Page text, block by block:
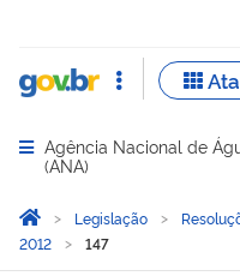
Abrir menu principal de
Agência Nacional de
(ANA)
Você está aqui:
Página Inicial
Legislação
2012
147